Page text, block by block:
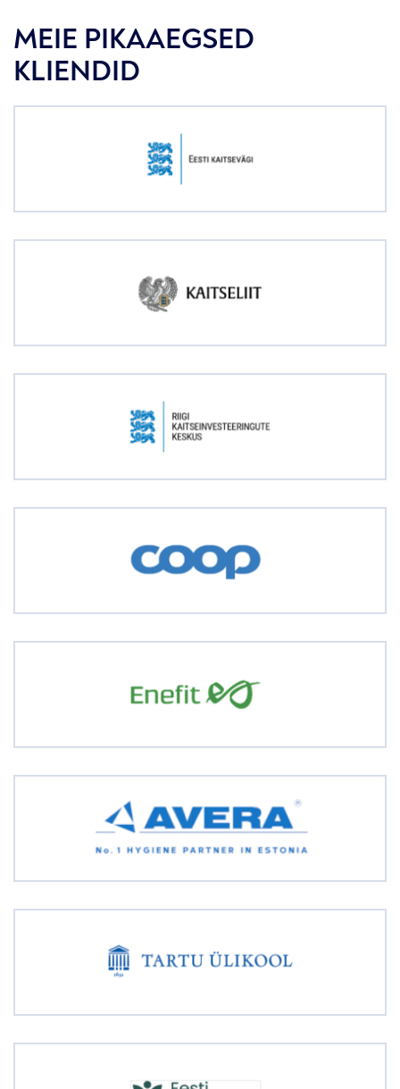
MEIE PIKAAEGSED
KLIENDID